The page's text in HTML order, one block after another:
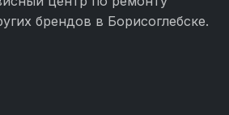
брендов в Борисоглебске.